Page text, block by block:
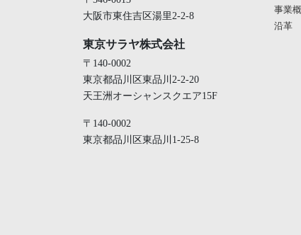
大阪市東住吉区湯里2-2-8
東京サラヤ株式会社
〒140-0002
東京都品川区東品川2-2-20
天王洲オーシャンスクエア15F
〒140-0002
東京都品川区東品川1-25-8
事業
沿革